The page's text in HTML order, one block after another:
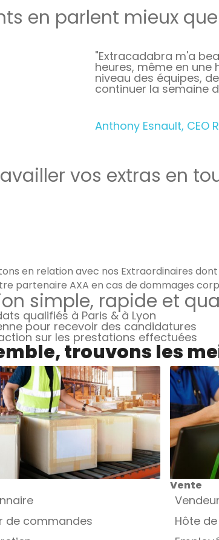
en parlent mieux
"Extracadabra m'a
heures, même en une
niveau des équipes,
continuer la semaine
Anthony Esnault, CEO
vos extras en
en relation avec nos Extraordinaires
partenaire AXA en cas de dommages
simple, rapide et
qualifiés à Paris & à Lyon
pour recevoir des candidatures
sur les prestations effectuées
trouvons les
de commandes
Vente
Vendeur
Hôte